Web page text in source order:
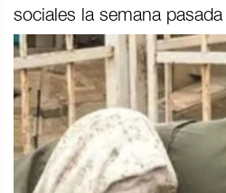
sociales la semana pasada